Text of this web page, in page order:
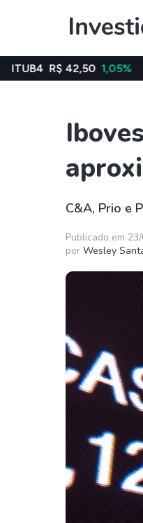
Assuntos
Índice
Ibovespa
Taesa
Itausa
Weg
Petrobrás
Ver todos
1,05% PETR4
C&A, Prio e
Publicado em
por Wesley